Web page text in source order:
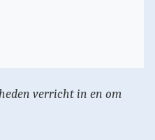
verricht in en om